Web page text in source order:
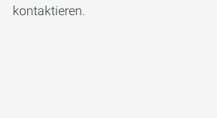
kontaktieren.